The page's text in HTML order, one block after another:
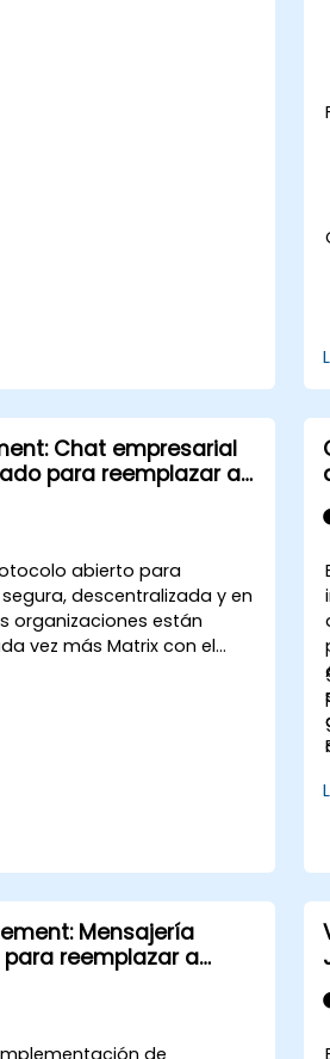
Chat empresarial
para reemplazar a
abierto para
descentralizada y en
organizaciones están
vez más Matrix con el
para mantener el cifrado
Mensajería
reemplazar a
de